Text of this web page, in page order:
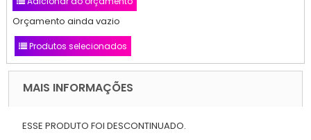
Orçamento ainda vazio
Produtos selecionados
MAIS INFORMAÇÕES
ESSE PRODUTO FOI DESCONTINUADO.